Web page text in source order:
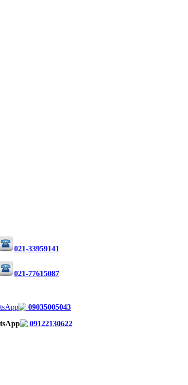
021-33959141
021-77615087
09035005043
09122130622